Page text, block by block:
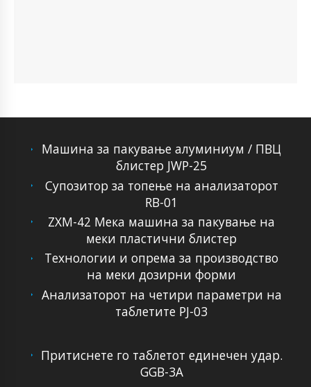
Машина за пакување алуминиум / ПВЦ
блистер JWP-25
Супозитор за топење на анализаторот
RB-01
ZXM-42 Мека машина за пакување на
меки пластични блистер
Технологии и опрема за производство
на меки дозирни форми
Анализаторот на четири параметри на
таблетите PJ-03
Притиснете го таблетот единечен удар.
GGB-3A